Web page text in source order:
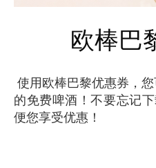
欧棒
使用欧棒巴黎优惠券，您可以享用一杯免Chez Leon
的免费啤酒！不要忘记
便您享受优惠！